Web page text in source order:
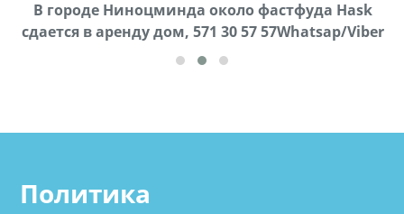
В городе Ниноцминда около фастфуда Hask
cдается в аренду дом, 571 30 57 57Whatsap/Viber
Продается машина марки Prado,571 30 57
57Whatsap/Viber
Политика